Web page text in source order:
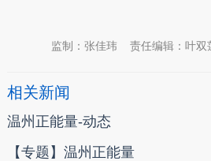
责任编辑：叶双
监制：张佳玮
相关新闻
温州正能量-动态
【专题】温州正能量